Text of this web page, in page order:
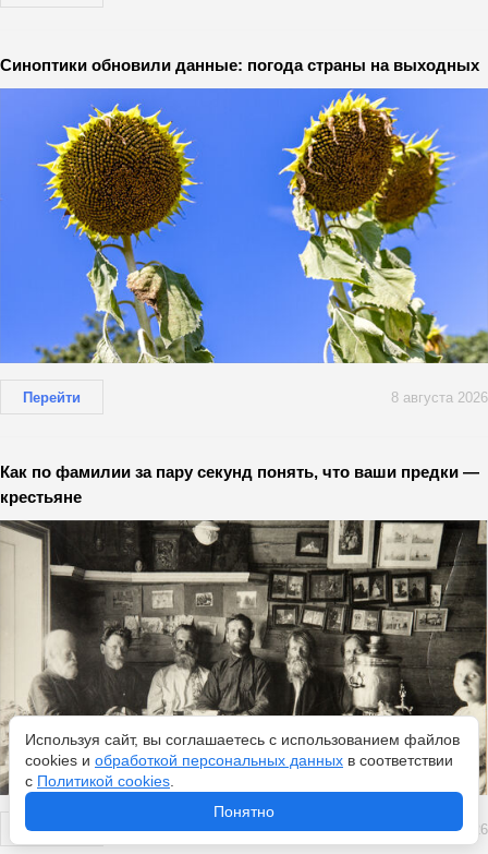
Синоптики обновили данные: погода страны на выходных
Перейти 8 августа 2026
Как по фамилии за пару секунд понять, что ваши предки —
крестьяне
Перейти 8 августа 2026
Используя сайт, вы соглашаетесь с использованием файлов
cookies и обработкой персональных данных в соответствии
с Политикой cookies
Понятно